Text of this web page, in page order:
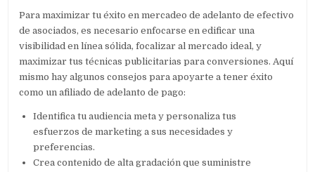
Para maximizar tu éxito en mercadeo de adelanto de efectivo
de asociados, es necesario enfocarse en edificar una
visibilidad en línea sólida, focalizar al mercado ideal, y
maximizar tus técnicas publicitarias para conversiones. Aquí
mismo hay algunos consejos para apoyarte a tener éxito
como un afiliado de adelanto de pago:
Identifica tu audiencia meta y personaliza tus
esfuerzos de marketing a sus necesidades y
preferencias.
Crea contenido de alta gradación que suministre